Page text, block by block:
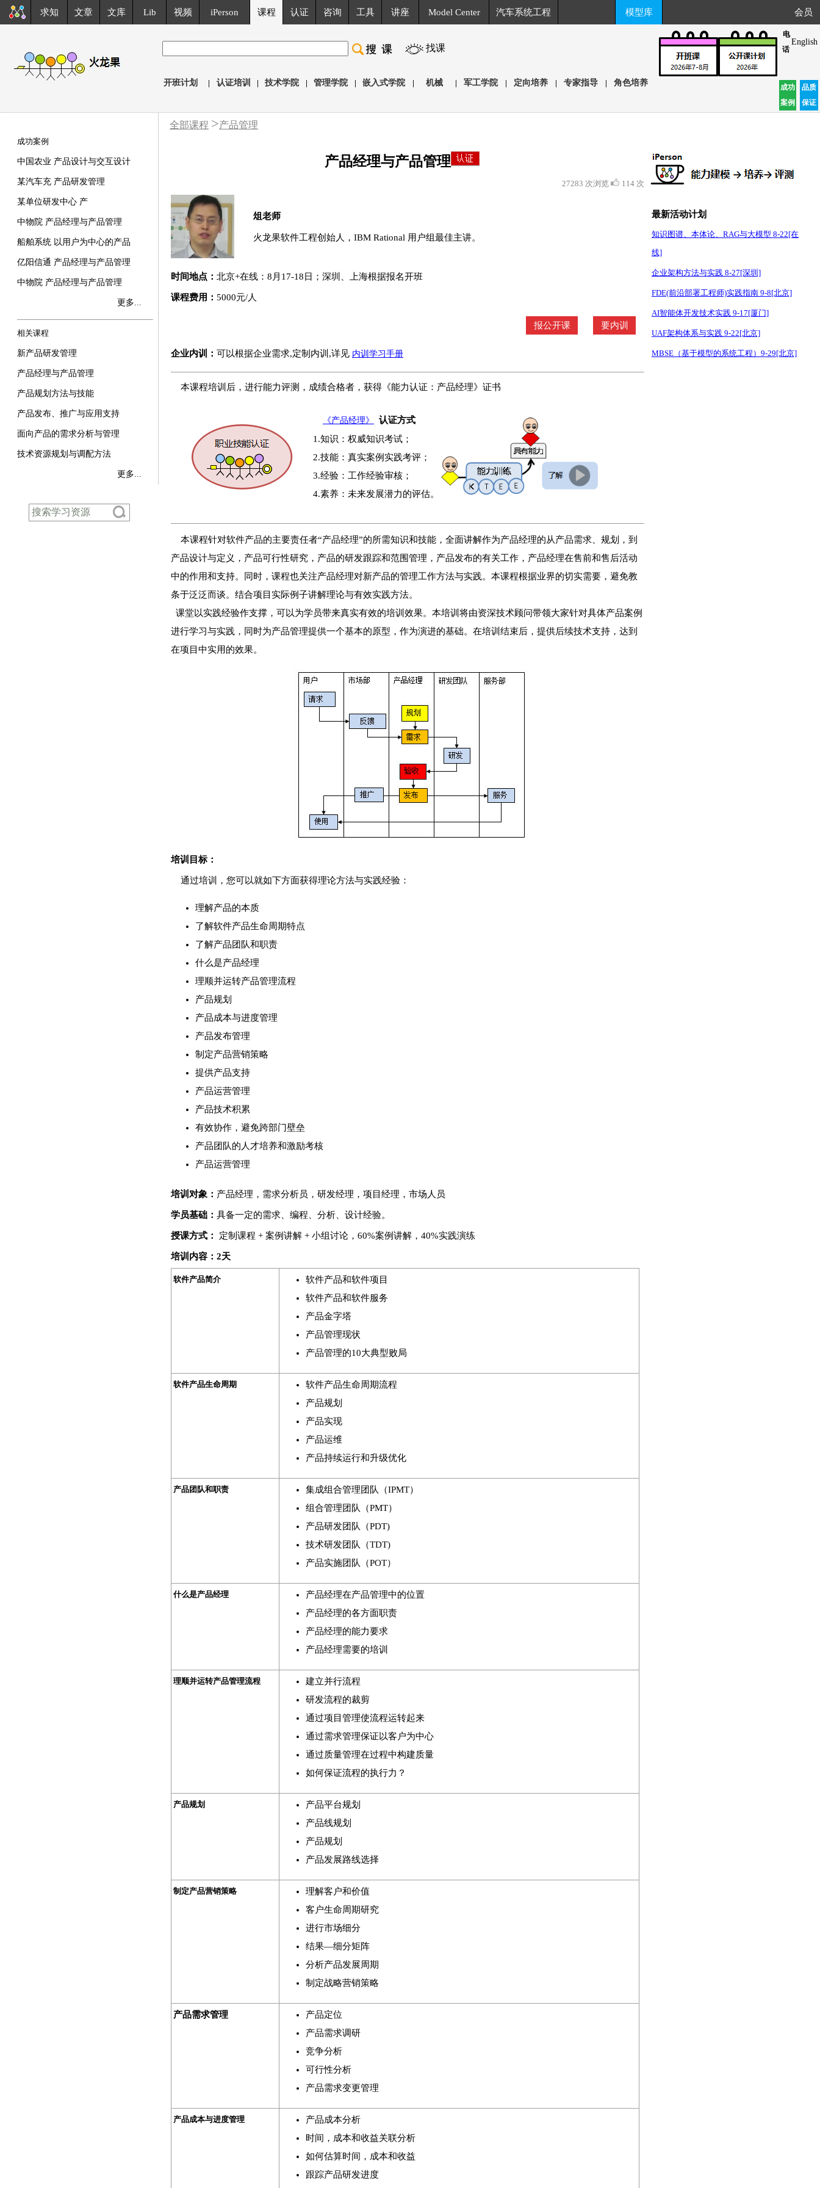
求知 文章 文库 Lib 视频 iPerson 课程 认证 咨询 工具 讲座 Model Center 汽车系统工程 模型库 会员
找课
开班计划 | 认证培训 | 技术学院 | 管理学院 | 嵌入式学院 | 机械 | 军工学院 | 定向培养 | 专家指导 | 角色培养
电
话
English
成功
案例
品质
保证
成功案例
中国农业 产品设计与交互设计
某汽车充 产品研发管理
某单位研发中心 产
中物院 产品经理与产品管理
船舶系统 以用户为中心的产品
亿阳信通 产品经理与产品管理
中物院 产品经理与产品管理
更多...
相关课程
新产品研发管理
产品经理与产品管理
产品规划方法与技能
产品发布、推广与应用支持
面向产品的需求分析与管理
技术资源规划与调配方法
更多...
全部课程 >产品管理
产品经理与产品管理
27283 次浏览 114 次
俎老师
火龙果软件工程创始人，IBM Rational 用户组最佳主讲。
时间地点： 北京+在线：8月17-18日；深圳、上海根据报名开班
课程费用： 5000元/人
报公开课 要内训
企业内训： 可以根据企业需求,定制内训,详见 内训学习手册
本课程培训后，进行能力评测，成绩合格者，获得《能力认证：产品经理》证书
《产品经理》
认证方式
1.知识：权威知识考试；
2.技能：真实案例实践考评；
3.经验：工作经验审核；
4.素养：未来发展潜力的评估。
本课程针对软件产品的主要责任者“产品经理”的所需知识和技能，全面讲解作为产品经理的从产品需求、规划，到
产品设计与定义，产品可行性研究，产品的研发跟踪和范围管理，产品发布的有关工作，产品经理在售前和售后活动
中的作用和支持。同时，课程也关注产品经理对新产品的管理工作方法与实践。本课程根据业界的切实需要，避免教
条于泛泛而谈。结合项目实际例子讲解理论与有效实践方法。
课堂以实践经验作支撑，可以为学员带来真实有效的培训效果。本培训将由资深技术顾问带领大家针对具体产品案例
进行学习与实践，同时为产品管理提供一个基本的原型，作为演进的基础。在培训结束后，提供后续技术支持，达到
在项目中实用的效果。
培训目标：
通过培训，您可以就如下方面获得理论方法与实践经验：
理解产品的本质
了解软件产品生命周期特点
了解产品团队和职责
什么是产品经理
理顺并运转产品管理流程
产品规划
产品成本与进度管理
产品发布管理
制定产品营销策略
提供产品支持
产品运营管理
产品技术积累
有效协作，避免跨部门壁垒
产品团队的人才培养和激励考核
产品运营管理
培训对象： 产品经理，需求分析员，研发经理，项目经理，市场人员
学员基础： 具备一定的需求、编程、分析、设计经验。
授课方式： 定制课程 + 案例讲解 + 小组讨论，60%案例讲解，40%实践演练
培训 内容：2天
软件产品简介
软件产品和软件项目
软件产品和软件服务
产品金字塔
产品管理现状
产品管理的10大典型败局
软件产品生命周期
软件产品生命周期流程
产品规划
产品实现
产品运维
产品持续运行和升级优化
产品团队和职责
集成组合管理团队（IPMT）
组合管理团队（PMT）
产品研发团队（PDT)
技术研发团队（TDT)
产品实施团队（POT）
什么是产品经理
产品经理在产品管理中的位置
产品经理的各方面职责
产品经理的能力要求
产品经理需要的培训
理顺并运转产品管理流程
建立并行流程
研发流程的裁剪
通过项目管理使流程运转起来
通过需求管理保证以客户为中心
通过质量管理在过程中构建质量
如何保证流程的执行力？
产品规划
产品平台规划
产品线规划
产品规划
产品发展路线选择
制定产品营销策略
理解客户和价值
客户生命周期研究
进行市场细分
结果—细分矩阵
分析产品发展周期
制定战略营销策略
产品需求管理
产品定位
产品需求调研
竞争分析
可行性分析
产品需求变更管理
产品成本与进度管理
产品成本分析
时间，成本和收益关联分析
如何估算时间，成本和收益
跟踪产品研发进度
最新活动计划
知识图谱、本体论、RAG与大模型 8-22[在
线]
企业架构方法与实践 8-27[深圳]
FDE(前沿部署工程师)实践指南 9-8[北京]
AI智能体开发技术实践 9-17[厦门]
UAF架构体系与实践 9-22[北京]
MBSE（基于模型的系统工程）9-29[北京]